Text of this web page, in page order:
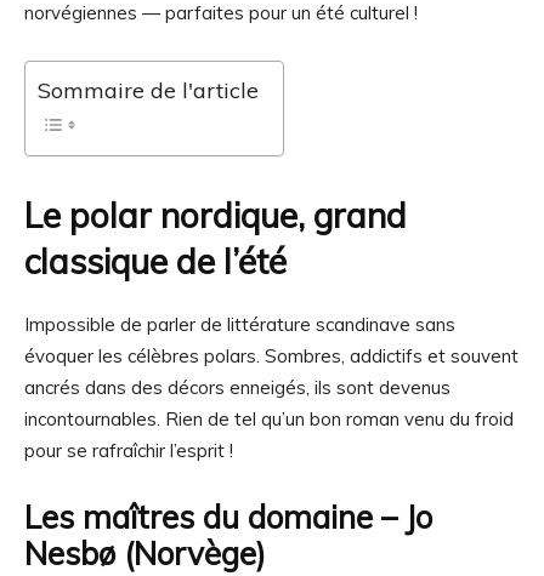
norvégiennes — parfaites pour un été culturel !
Sommaire de l'article
Le polar nordique, grand
classique de l’été
Impossible de parler de littérature scandinave sans
évoquer les célèbres polars. Sombres, addictifs et souvent
ancrés dans des décors enneigés, ils sont devenus
incontournables. Rien de tel qu’un bon roman venu du froid
pour se rafraîchir l’esprit !
Les maîtres du domaine – Jo
Nesbø (Norvège)